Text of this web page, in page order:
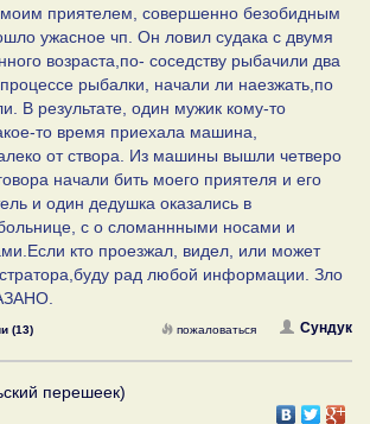
приятелем, совершенно безобидным
ужасное чп. Он ловил судака с двумя
возраста,по- соседству рыбачили два
рыбалки, начали ли наезжать,по
В результате, один мужик кому-то
то время приехала машина,
от створа. Из машины вышли четверо
начали бить моего приятеля и его
и один дедушка оказались в
с о сломаннными носами и
кто проезжал, видел, или может
рад любой информации. Зло
(13) Сундук
пожаловаться
перешеек)